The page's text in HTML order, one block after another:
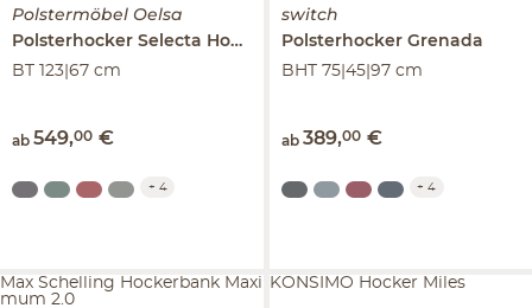
Polstermöbel Oelsa
Polsterhocker Selecta Home
BT 123|67 cm
ab 549,00 €
+ 4
switch
Polsterhocker Grenada
BHT 75|45|97 cm
ab 389,00 €
+ 4
Max Schelling Hockerbank Maxi
mum 2.0
KONSIMO Hocker Miles